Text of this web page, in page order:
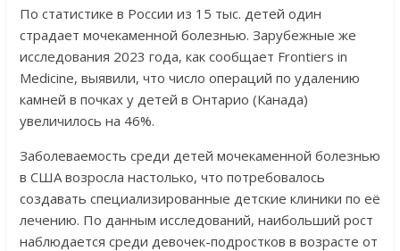
По статистике в России из 15 тыс. детей один
страдает мочекаменной болезнью. Зарубежные же
исследования 2023 года, как сообщает Frontiers in
Medicine, выявили, что число операций по удалению
камней в почках у детей в Онтарио (Канада)
увеличилось на 46%.
Заболеваемость среди детей мочекаменной болезнью
в США возросла настолько, что потребовалось
создавать специализированные детские клиники по её
лечению. По данным исследований, наибольший рост
наблюдается среди девочек-подростков в возрасте от